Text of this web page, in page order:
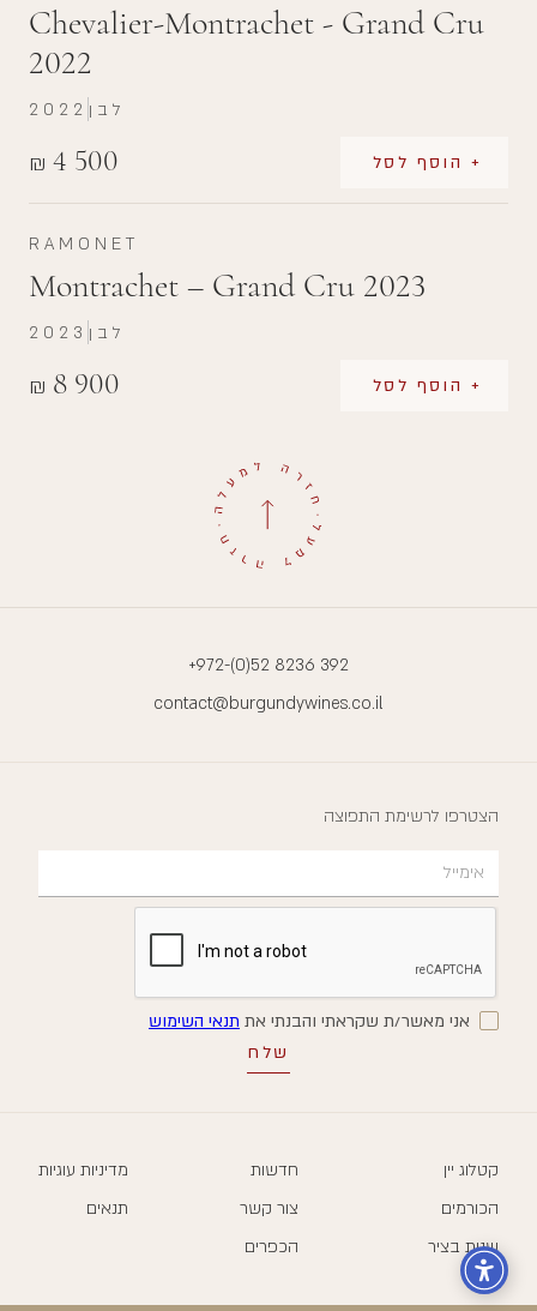
Chevalier-Montrachet - Grand Cru
2022
₪ 4 500 + הוסף לסל
2022 לבן
RAMONET
Montrachet – Grand Cru 2023
₪ 8 900 + הוסף לסל
2023 לבן
+972-(0)52 8236 392
contact@burgundywines.co.il
הצטרפו לרשימת התפוצה
אני מאשר/ת שקראתי והבנתי את תנאי השימוש
קטלוג יין
הכורמים
שנות בציר
חדשות
צור קשר
הכפרים
מדיניות עוגיות
תנאים